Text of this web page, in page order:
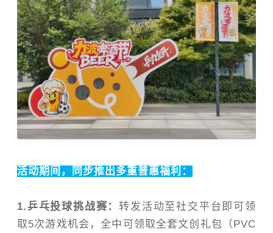
活动期间，同步推出多重普惠福利：
1. 乒乓投球挑战赛：转发活动至社交平台即可领
取5次游戏机会，全中可领取全套文创礼包 （ PVC